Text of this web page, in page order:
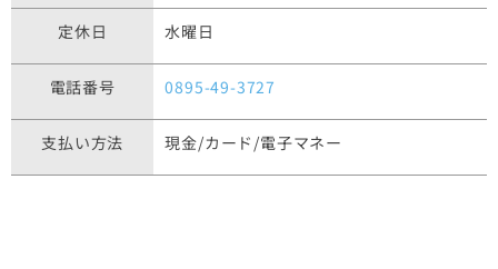
定休日 水曜日
電話番号 0895-49-3727
支払い方法 現金/カード/電子マネー